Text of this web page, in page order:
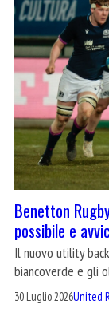
Benetton
possibile e
Il nuovo utility
biancoverde e gli
30 Luglio 2026United